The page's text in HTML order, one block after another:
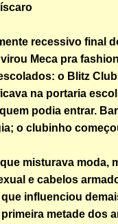
recessivo final
Meca pra
o Blitz
na portaria
podia entrar.
o clubinho
misturava moda,
e cabelos
que influenciou
metade dos